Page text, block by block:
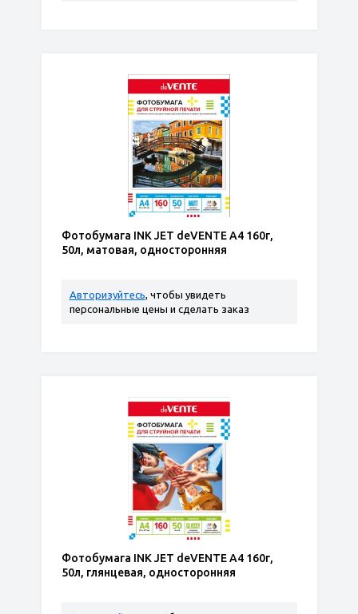
Фотобумага INK JET deVENTE A4 160г,
50л, матовая, односторонняя
Авторизуйтесь, чтобы увидеть
персональные цены и сделать заказ
Фотобумага INK JET deVENTE A4 160г,
50л, глянцевая, односторонняя